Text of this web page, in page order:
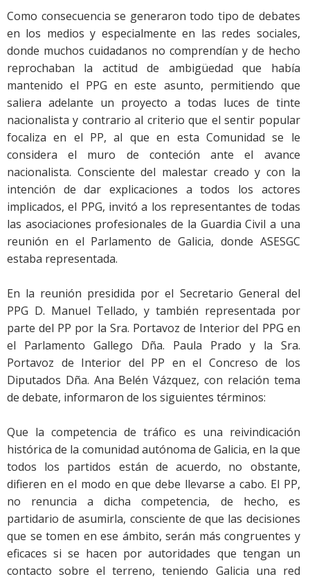
Como consecuencia se generaron todo tipo de debates
en los medios y especialmente en las redes sociales,
donde muchos cuidadanos no comprendían y de hecho
reprochaban la actitud de ambigüedad que había
mantenido el PPG en este asunto, permitiendo que
saliera adelante un proyecto a todas luces de tinte
nacionalista y contrario al criterio que el sentir popular
focaliza en el PP, al que en esta Comunidad se le
considera el muro de conteción ante el avance
nacionalista. Consciente del malestar creado y con la
intención de dar explicaciones a todos los actores
implicados, el PPG, invitó a los representantes de todas
las asociaciones profesionales de la Guardia Civil a una
reunión en el Parlamento de Galicia, donde ASESGC
estaba representada.
En la reunión presidida por el Secretario General del
PPG D. Manuel Tellado, y también representada por
parte del PP por la Sra. Portavoz de Interior del PPG en
el Parlamento Gallego Dña. Paula Prado y la Sra.
Portavoz de Interior del PP en el Concreso de los
Diputados Dña. Ana Belén Vázquez, con relación tema
de debate, informaron de los siguientes términos:
Que la competencia de tráfico es una reivindicación
histórica de la comunidad autónoma de Galicia, en la que
todos los partidos están de acuerdo, no obstante,
difieren en el modo en que debe llevarse a cabo. El PP,
no renuncia a dicha competencia, de hecho, es
partidario de asumirla, consciente de que las decisiones
que se tomen en ese ámbito, serán más congruentes y
eficaces si se hacen por autoridades que tengan un
contacto sobre el terreno, teniendo Galicia una red